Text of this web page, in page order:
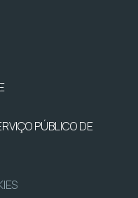
PÚBLICO DE